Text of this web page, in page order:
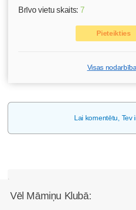
Brīvo vietu skaits: 7
Pieteikties
Visas
Lai komentētu, Tev
Vēl Māmiņu Klubā: